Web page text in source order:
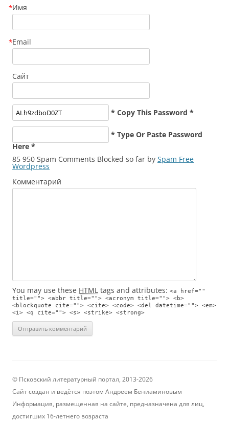
Имя
*
Email
*
Сайт
* Copy This Password *
* Type Or Paste Password
Here *
85 950 Spam Comments Blocked so far by Spam Free
Wordpress
Комментарий
You may use these HTML tags and attributes: <a href=""
title=""> <abbr title=""> <acronym title=""> <b>
<blockquote cite=""> <cite> <code> <del datetime=""> <em>
<i> <q cite=""> <s> <strike> <strong>
© Псковский литературный портал, 2013-2026
Сайт создан и ведётся поэтом Андреем Бениаминовым
Информация, размещенная на сайте, предназначена для лиц,
достигших 16-летнего возраста